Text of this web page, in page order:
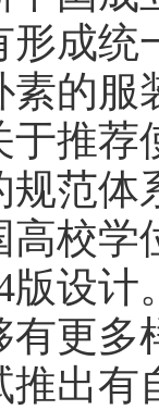
形成统
素的服
于推
规范体
高校学
版设计
有更多
推出有